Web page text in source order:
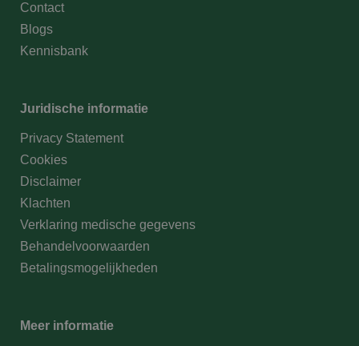
Contact
Blogs
Kennisbank
Juridische informatie
Privacy Statement
Cookies
Disclaimer
Klachten
Verklaring medische gegevens
Behandelvoorwaarden
Betalingsmogelijkheden
Meer informatie